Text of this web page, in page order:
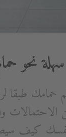
حمامك طبقا
الاحتمالات
كيف